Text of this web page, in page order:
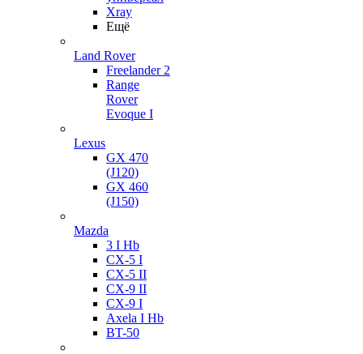
Xray
Ещё
Land Rover
Freelander 2
Range
Rover
Evoque I
Lexus
GX 470
(J120)
GX 460
(J150)
Mazda
3 I Hb
CX-5 I
CX-5 II
CX-9 II
CX-9 I
Axela I Hb
BT-50